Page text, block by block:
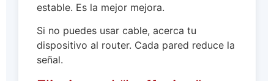
estable. Es la mejor mejora.
Si no puedes usar cable, acerca tu
dispositivo al router. Cada pared reduce la
señal.